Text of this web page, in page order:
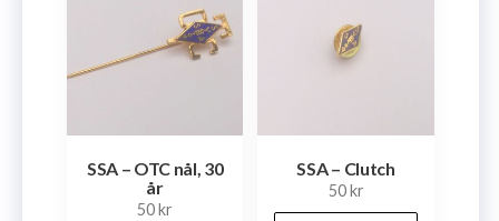
SSA – OTC nål, 30
år
50kr
SSA – Clutch
50kr